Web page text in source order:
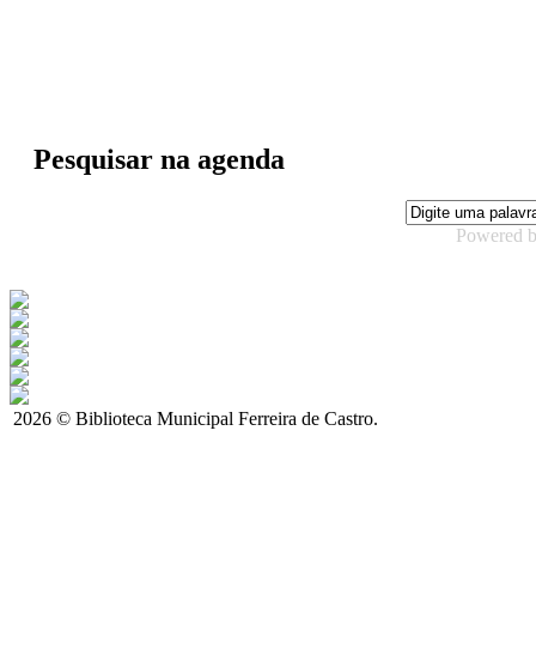
Pesquisar na agenda
Powered
2026 © Biblioteca Municipal Ferreira de Castro.